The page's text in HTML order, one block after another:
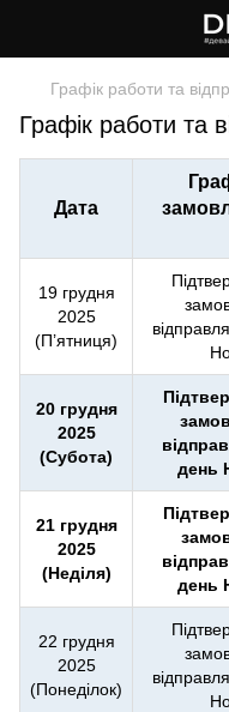
Графік работи та
Графік работи та
Дата
19 грудня
2025
(П’ятниця)
20 грудня
2025
(Субота)
день
21 грудня
2025
(Неділя)
день
22 грудня
2025
(Понеділок)